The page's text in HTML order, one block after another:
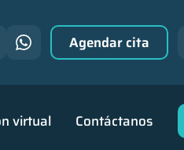
virtual Contáctanos
Agendar cita